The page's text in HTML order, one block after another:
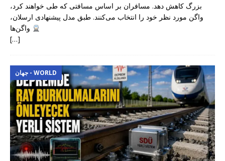
بزرگ کاهش دهد. مسافران بر اساس مسافتی که طی خواهند کرد،
واگن مورد نظر خود را انتخاب می‌کنند. طبق مدل پیشنهادی ارسلان،
[…]
جهان - WORLD